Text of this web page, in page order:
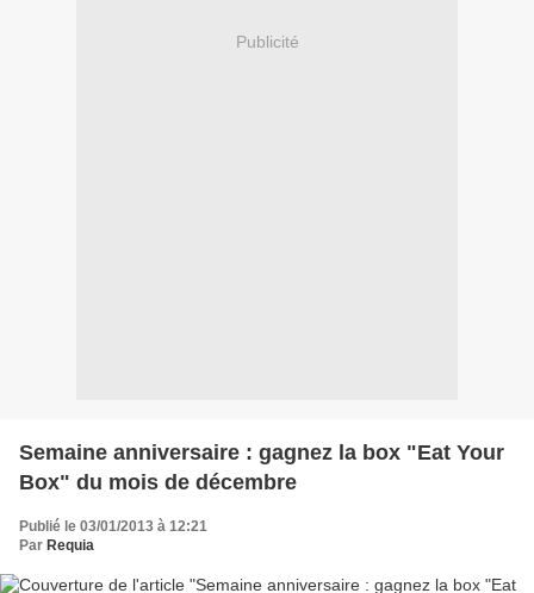
Publicité
Semaine anniversaire : gagnez la box "Eat Your
Box" du mois de décembre
Publié le 03/01/2013 à 12:21
Par Requia